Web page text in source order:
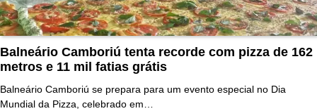
Balneário Camboriú tenta recorde com pizza de 162
metros e 11 mil fatias grátis
Balneário Camboriú se prepara para um evento especial no Dia
Mundial da Pizza, celebrado em…